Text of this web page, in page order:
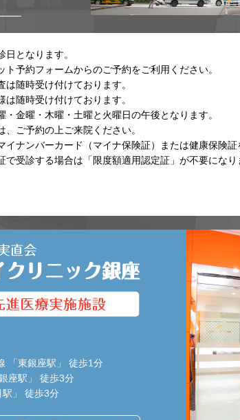
日となります。
ト予約フォームからのご予約をご利用ください。
は随時受け付けております。
は随時受け付けております。
・金曜・木曜・土曜と火曜日の午後となります。
、ご予約の上ご来院ください。
イナンバーカード（マイナ保険証）または健康保険証
で受診する場合は「限度額適用認定証」が不要になり
「東銀座駅」 徒歩1分
座駅」 徒歩3分
」 徒歩3分